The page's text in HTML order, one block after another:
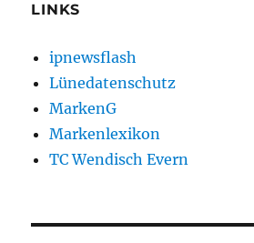
LINKS
ipnewsflash
Lünedatenschutz
MarkenG
Markenlexikon
TC Wendisch Evern